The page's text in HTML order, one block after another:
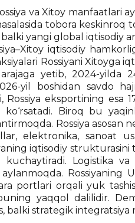
va Xitoy manfaatlari
tobora keskinroq
yangi global iqtisodiy
iqtisodiy
Rossiyani Xitoyga
yetib, 2024-yilda
yil boshidan savdo
Rossiya eksportining
ko‘rsatadi. Biroq bu
Rossiya asosan
elektronika, sanoat
iqtisodiy strukturasini
Logistika
Rossiyaning
portlari orqali yuk
yaqqol dalilidir.
balki strategik integratsiya